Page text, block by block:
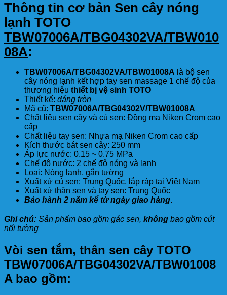
Thông tin cơ bản Sen cây nóng
lạnh TOTO
TBW07006A/TBG04302VA/TBW010
08A:
TBW07006A/TBG04302VA/TBW01008A là bộ sen
cây nóng lạnh kết hợp tay sen massage 1 chế độ của
thương hiệu thiết bị vệ sinh TOTO
Thiết kế: dáng tròn
Mã cũ: TBW07006A/TBG04302V/TBW01008A
Chất liệu sen cây và củ sen: Đồng mạ Niken Crom cao
cấp
Chất liệu tay sen: Nhựa mạ Niken Crom cao cấp
Kích thước bát sen cây: 250 mm
Áp lực nước: 0.15 ~ 0.75 MPa
Chế độ nước: 2 chế độ nóng và lạnh
Loại: Nóng lạnh, gắn tường
Xuất xứ củ sen: Trung Quốc, lắp ráp tại Việt Nam
Xuất xứ thân sen và tay sen: Trung Quốc
Bảo hành 2 năm kể từ ngày giao hàng.
Ghi chú: Sản phẩm bao gồm gác sen, không bao gồm cút
nối tường
Vòi sen tắm, thân sen cây TOTO
TBW07006A/TBG04302VA/TBW01008
A bao gồm: